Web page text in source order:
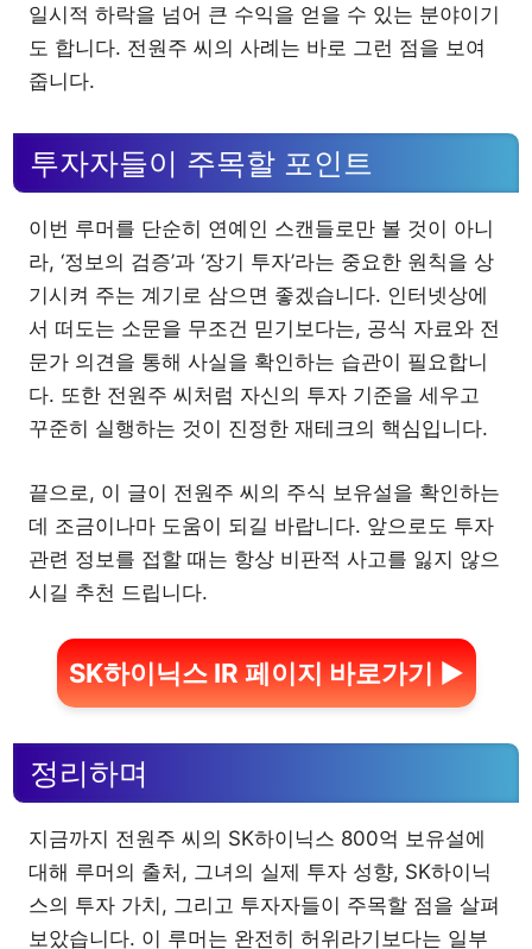
일시적 하락을 넘어 큰 수익을 얻을 수 있는 분야이기
도 합니다. 전원주 씨의 사례는 바로 그런 점을 보여
줍니다.
투자자들이 주목할 포인트
이번 루머를 단순히 연예인 스캔들로만 볼 것이 아니
라, ‘정보의 검증’과 ‘장기 투자’라는 중요한 원칙을 상
기시켜 주는 계기로 삼으면 좋겠습니다. 인터넷상에
서 떠도는 소문을 무조건 믿기보다는, 공식 자료와 전
문가 의견을 통해 사실을 확인하는 습관이 필요합니
다. 또한 전원주 씨처럼 자신의 투자 기준을 세우고
꾸준히 실행하는 것이 진정한 재테크의 핵심입니다.
끝으로, 이 글이 전원주 씨의 주식 보유설을 확인하는
데 조금이나마 도움이 되길 바랍니다. 앞으로도 투자
관련 정보를 접할 때는 항상 비판적 사고를 잃지 않으
시길 추천 드립니다.
SK하이닉스 IR 페이지 바로가기 ▶
정리하며
지금까지 전원주 씨의 SK하이닉스 800억 보유설에
대해 루머의 출처, 그녀의 실제 투자 성향, SK하이닉
스의 투자 가치, 그리고 투자자들이 주목할 점을 살펴
보았습니다. 이 루머는 완전히 허위라기보다는 일부